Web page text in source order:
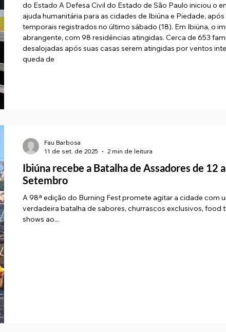
do Estado A Defesa Civil do Estado de São Paulo iniciou o
ajuda humanitária para as cidades de Ibiúna e Piedade,
temporais registrados no último sábado (18). Em Ibiúna, o
abrangente, com 98 residências atingidas. Cerca de 653
desalojadas após suas casas serem atingidas por ventos
queda de
Ibiúna recebe a Batalha de Assadores de 12 a 14 de
Setembro
A 98ª edição do Burning Fest promete agitar a cidade com
verdadeira batalha de sabores, churrascos exclusivos, food
shows ao...
Fau Barbosa
11 de set. de 2025
2 min de leitura